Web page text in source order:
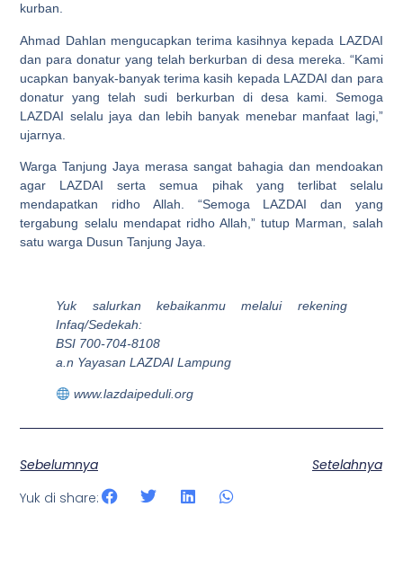
kurban.
Ahmad Dahlan mengucapkan terima kasihnya kepada LAZDAI
dan para donatur yang telah berkurban di desa mereka. “Kami
ucapkan banyak-banyak terima kasih kepada LAZDAI dan para
donatur yang telah sudi berkurban di desa kami. Semoga
LAZDAI selalu jaya dan lebih banyak menebar manfaat lagi,”
ujarnya.
Warga Tanjung Jaya merasa sangat bahagia dan mendoakan
agar LAZDAI serta semua pihak yang terlibat selalu
mendapatkan ridho Allah. “Semoga LAZDAI dan yang
tergabung selalu mendapat ridho Allah,” tutup Marman, salah
satu warga Dusun Tanjung Jaya.
Yuk salurkan kebaikanmu melalui rekening
Infaq/Sedekah:
BSI 700-704-8108
a.n Yayasan LAZDAI Lampung
www.lazdaipeduli.org
Sebelumnya
Setelahnya
Yuk di share: